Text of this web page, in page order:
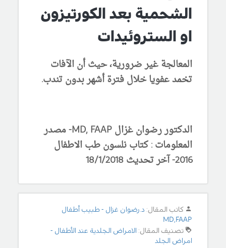
الشحمية بعد الكورتيزون
او الستروئيدات
المعالجة غير ضرورية، حيث أن الآفات
تخمد عفويا خلال فترة أشهر بدون تندب.
الدكتور رضوان غزال MD, FAAP- مصدر
المعلومات : كتاب نلسون طب الاطفال
2016- آخر تحديث 18/1/2018
كاتب المقال: د.رضوان غزال - طبيب أطفال
MD,FAAP
تصنيف المقال: الامراض الجلدية عند الأطفال -
امراض الجلد